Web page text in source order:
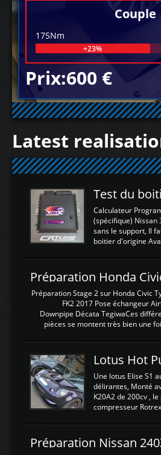
Couple
175Nm
+23%
Prix:600 €
Latest
Calculateur
(spécifique) Nissan
sans le support, Il
boitier d'origine
d'envoyer
dans le boitier.
La sortie 0-5V de
l'entrée AN Volt 8
Analogique, et Volt
tension (Pas une
est temps de
Préparation Stage 2 sur Honda Civic
FK2 2017 Pose échangeur
Downpipe Décata TegiwaCes
pièces se montent très bien une
légere découpe du plastique
negénant en rien la structure
fonctionnement du fond
reprogrammation Stage 2 est faite
calculateur d'origine. Une
économique au passage sur
d'origine 310cv et 400Nn ,
reprogrammé et
Lotus Hot
Une lotus Elise S1
délirantes, Monté
K20A2 de 200cv ,
compresseur
d'augmenter la
un watercooler a